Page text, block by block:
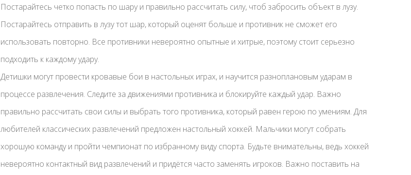
Постарайтесь четко попасть по шару и правильно рассчитать силу, чтоб забросить объект в лузу.
Постарайтесь отправить в лузу тот шар, который оценят больше и противник не сможет его
использовать повторно. Все противники невероятно опытные и хитрые, поэтому стоит серьезно
подходить к каждому удару.
Детишки могут провести кровавые бои в настольных играх, и научится разноплановым ударам в
процессе развлечения. Следите за движениями противника и блокируйте каждый удар. Важно
правильно рассчитать свои силы и выбрать того противника, который равен герою по умениям. Для
любителей классических развлечений предложен настольный хоккей. Мальчики могут собрать
хорошую команду и пройти чемпионат по избранному виду спорта. Будьте внимательны, ведь хоккей
невероятно контактный вид развлечений и придётся часто заменять игроков. Важно поставить на